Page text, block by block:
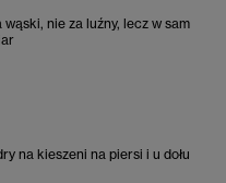
nie za luźny, lecz w sam
na kieszeni na piersi i u dołu